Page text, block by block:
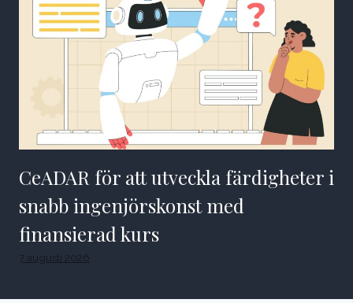
CeADAR för att utveckla färdigheter i
snabb ingenjörskonst med
finansierad kurs
7 augusti 2026